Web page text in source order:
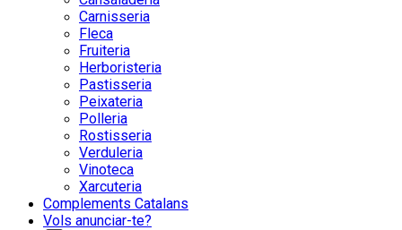
Carnisseria
Fleca
Fruiteria
Herboristeria
Pastisseria
Peixateria
Polleria
Rostisseria
Verduleria
Vinoteca
Xarcuteria
Complements Catalans
Vols anunciar-te?